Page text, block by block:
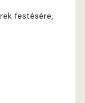
festésére,